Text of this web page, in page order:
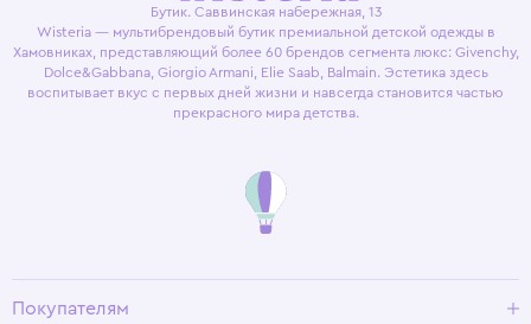
Бутик. Саввинская набережная, 13
Wisteria — мультибрендовый бутик премиальной детской одежды в
Хамовниках, представляющий более 60 брендов сегмента люкс: Givenchy,
Dolce&Gabbana, Giorgio Armani, Elie Saab, Balmain. Эстетика здесь
воспитывает вкус с первых дней жизни и навсегда становится частью
прекрасного мира детства.
Покупателям